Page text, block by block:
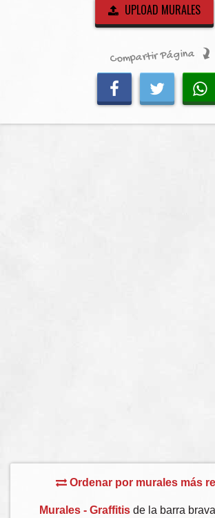
UPLOAD MURALES
Compartir Página
Ordenar por murales más
Murales - Graffitis de la barra brava